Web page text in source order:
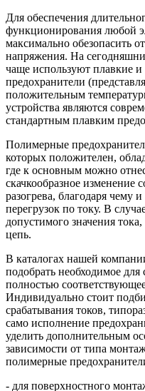
Для обеспечения
функционирования любой
максимально обезопасить
напряжения. На
чаще используют плавкие
предохранители
положительным
устройства являются
стандартным плавким
Полимерные
которых положителен,
где к основным можно
скачкообразное изменение
разогрева, благодаря чему
перегрузок по току. В
допустимого значения
цепь.
В каталогах нашей
подобрать необходимое для
полностью
Индивидуально стоит
срабатывания токов,
само исполнение
уделить дополнительным
зависимости от типа
полимерные
- для поверхностного